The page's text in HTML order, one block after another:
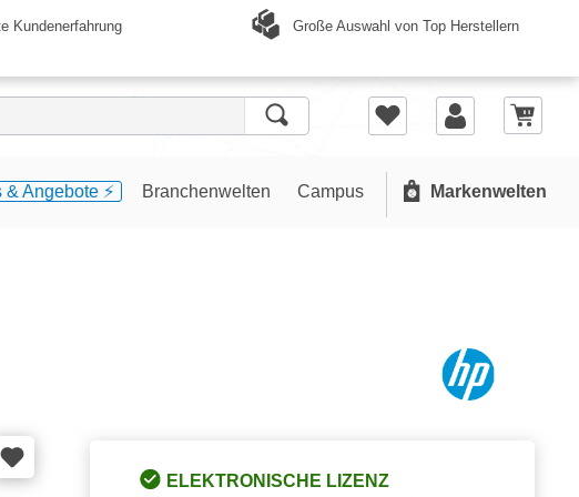
Kundenerfahrung Große Auswahl von Top Herstellern
& Angebote ⚡️ Branchenwelten Campus Markenwelten
ELEKTRONISCHE LIZENZ